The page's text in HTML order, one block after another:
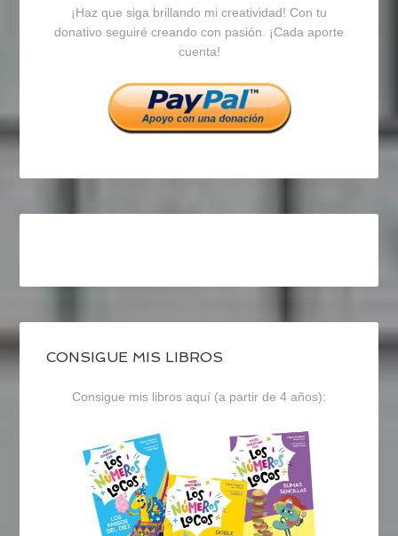
en
Facebook
en
Twitter
en
Instagram
¡Haz que siga brillando mi creatividad! Con tu
donativo seguiré creando con pasión. ¡Cada aporte
cuenta!
CONSIGUE MIS LIBROS
Consigue mis libros aquí (a partir de 4 años):